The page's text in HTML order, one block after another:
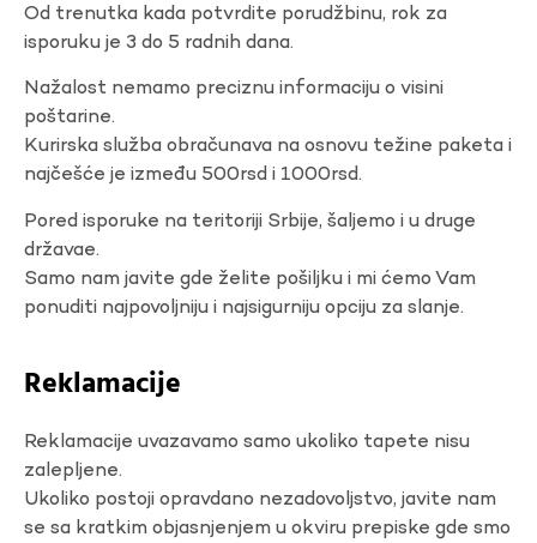
Od trenutka kada potvrdite porudžbinu, rok za
isporuku je 3 do 5 radnih dana.
Nažalost nemamo preciznu informaciju o visini
poštarine.
Kurirska služba obračunava na osnovu težine paketa i
najčešće je između 500rsd i 1000rsd.
Pored isporuke na teritoriji Srbije, šaljemo i u druge
državae.
Samo nam javite gde želite pošiljku i mi ćemo Vam
ponuditi najpovoljniju i najsigurniju opciju za slanje.
Reklamacije
Reklamacije uvazavamo samo ukoliko tapete nisu
zalepljene.
Ukoliko postoji opravdano nezadovoljstvo, javite nam
se sa kratkim objasnjenjem u okviru prepiske gde smo